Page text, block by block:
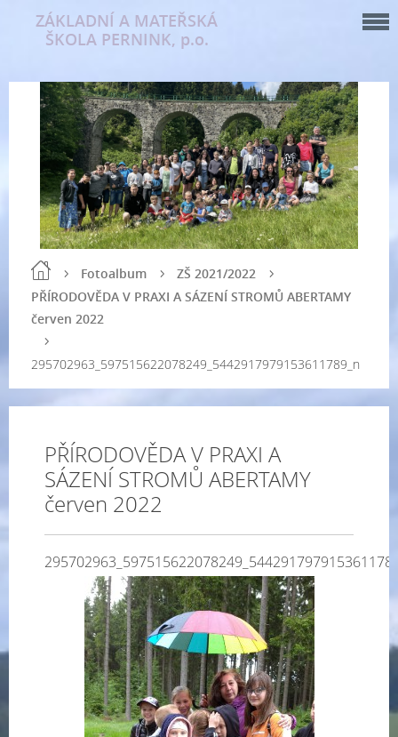
ZÁKLADNÍ A MATEŘSKÁ
ŠKOLA PERNINK, p.o.
Fotoalbum
ZŠ 2021/2022
PŘÍRODOVĚDA V PRAXI A SÁZENÍ STROMŮ ABERTAMY
červen 2022
295702963_597515622078249_5442917979153611789_n
PŘÍRODOVĚDA V PRAXI A
SÁZENÍ STROMŮ ABERTAMY
červen 2022